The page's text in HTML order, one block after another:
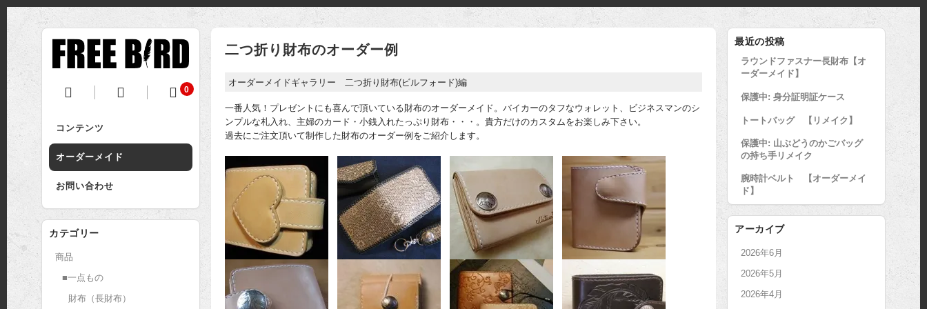
0
コンテンツ
オーダーメイド
お問い合わせ
二つ折り財布のオーダー例
オーダーメイドギャラリー 二つ折り財布(ビルフォード)編
一番人気！プレゼントにも喜んで頂いている財布のオーダーメイド。バイカーのタフなウォレット、ビジネスマンのシ
ンプルな札入れ、主婦のカード・小銭入れたっぷり財布・・・。貴方だけのカスタムをお楽しみ下さい。
過去にご注文頂いて制作した財布のオーダー例をご紹介します。
最近の投稿
ラウンドファスナー長財布【オ
ーダーメイド】
保護中: 身分証明証ケース
トートバッグ 【リメイク】
保護中: 山ぶどうのかごバッグ
の持ち手リメイク
腕時計ベルト 【オーダーメイ
ド】
アーカイブ
2026年6月
2026年5月
2026年4月
カテゴリー
商品
■一点もの
財布（長財布）